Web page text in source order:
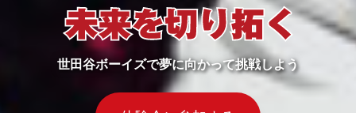
世田谷ボーイズで夢に向かって挑戦しよう